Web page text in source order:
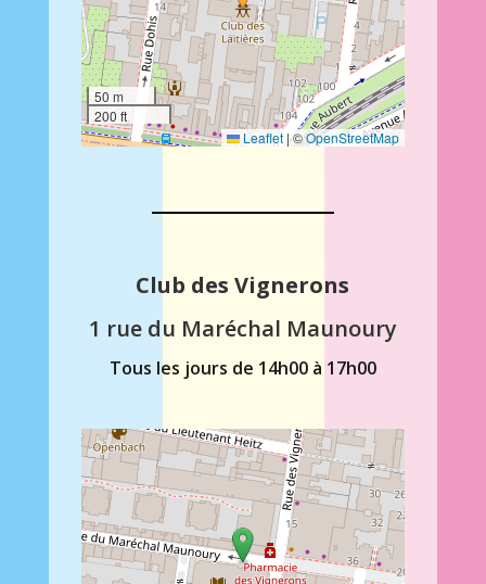
50 m
200 ft
Leaflet |©OpenStreetMap
Club des Vignerons
1 rue du Maréchal Maunoury
Tous les jours de 14h00 à 17h00